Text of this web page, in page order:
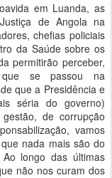
em Luanda, as
de Angola na
chefias policiais
da Saúde sobre os
permitirão perceber,
que se passou na
que a Presidência e
séria do governo)
de corrupção
vamos
nada mais são do
longo das últimas
não nos curam dos